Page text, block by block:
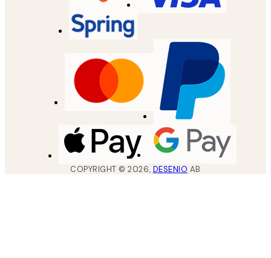
COPYRIGHT ©2026, DESENIO AB